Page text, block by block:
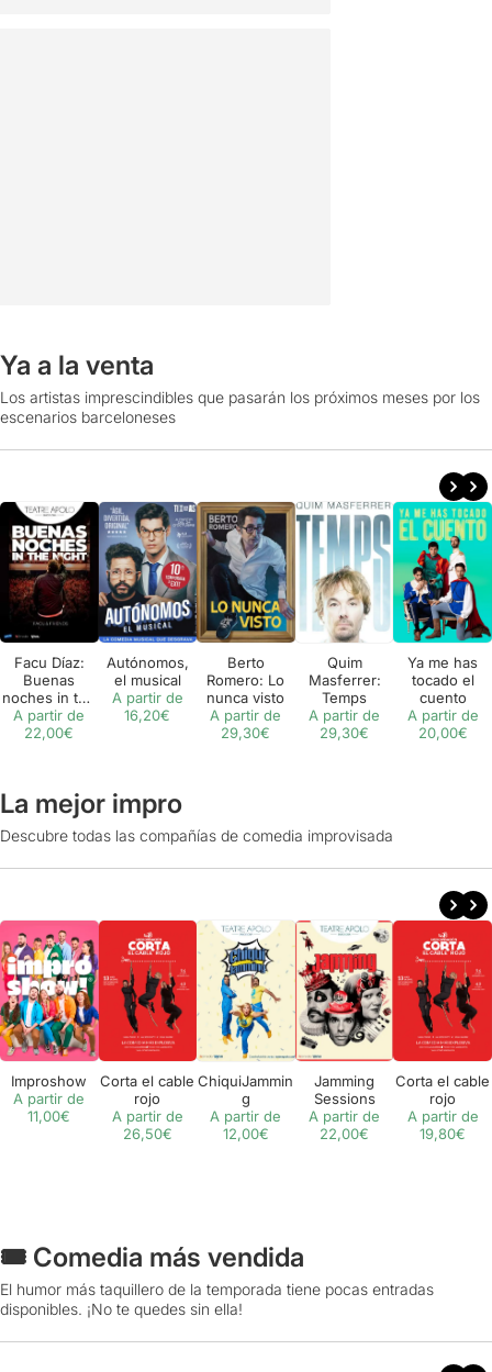
Ya a la venta
Los artistas imprescindibles que pasarán los próximos meses por los
escenarios barceloneses
Facu Díaz:
Buenas
noches in the
night
A partir de
22,00€
Autónomos,
el musical
A partir de
16,20€
Berto
Romero: Lo
nunca visto
A partir de
29,30€
Quim
Masferrer:
Temps
A partir de
29,30€
Ya me has
tocado el
cuento
A partir de
20,00€
La mejor impro
Descubre todas las compañías de comedia improvisada
Improshow
A partir de
11,00€
Corta el cable
rojo
A partir de
26,50€
ChiquiJammin
g
A partir de
12,00€
Jamming
Sessions
A partir de
22,00€
Corta el cable
rojo
A partir de
19,80€
🎟️ Comedia más vendida
El humor más taquillero de la temporada tiene pocas entradas
disponibles. ¡No te quedes sin ella!